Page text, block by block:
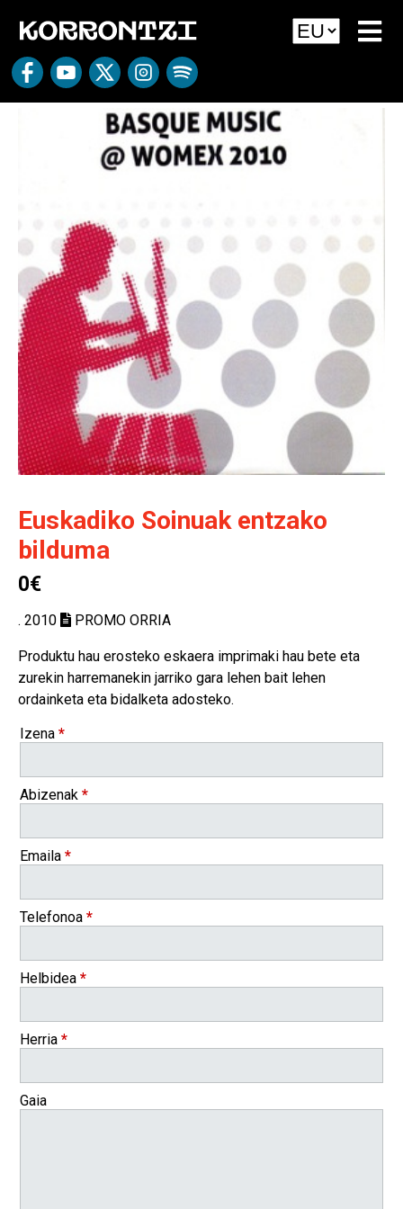
Euskadiko Soinuak entzako
bilduma
0€
. 2010 PROMO ORRIA
Produktu hau erosteko eskaera imprimaki hau bete eta
zurekin harremanekin jarriko gara lehen bait lehen
ordainketa eta bidalketa adosteko.
Izena *
Abizenak *
Emaila *
Telefonoa *
Helbidea *
Herria *
Gaia